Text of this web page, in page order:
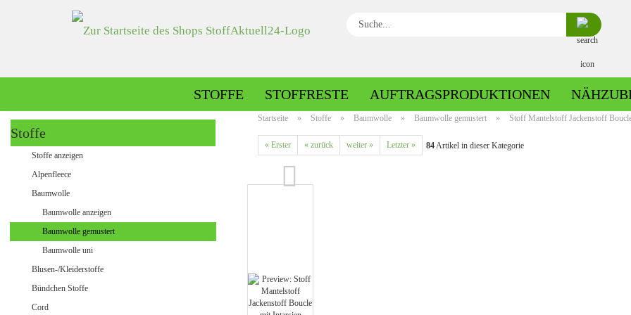
Suche...
STOFFE
Baumwolle gemustert
STOFFRESTE AUFTRAGSPRODUKTIONEN
Startseite » Stoffe » Baumwolle » Baumwolle gemustert » Stoff Mantelstoff Jackenstoff
« Erster « zurück weiter » Letzter » 84Artikel in dieser Kategorie
Stoffe
Stoffe anzeigen
Alpenfleece
Baumwolle
Baumwolle anzeigen
Baumwolle gemustert
Baumwolle uni
Blusen-/Kleiderstoffe
Bündchen Stoffe
Cord